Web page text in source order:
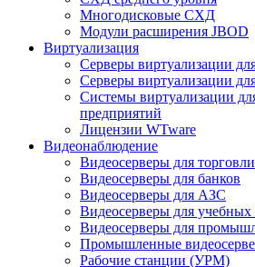
Многодисковые СХД
Модули расширения JBOD
Виртуализация
Серверы виртуализации
Серверы виртуализации
Системы виртуализации
предприятий
Лицензии WTware
Видеонаблюдение
Видеосерверы для торговли
Видеосерверы для банков
Видеосерверы для АЗС
Видеосерверы для учебных
Видеосерверы для
Промышленные
Рабочие станции (УРМ)